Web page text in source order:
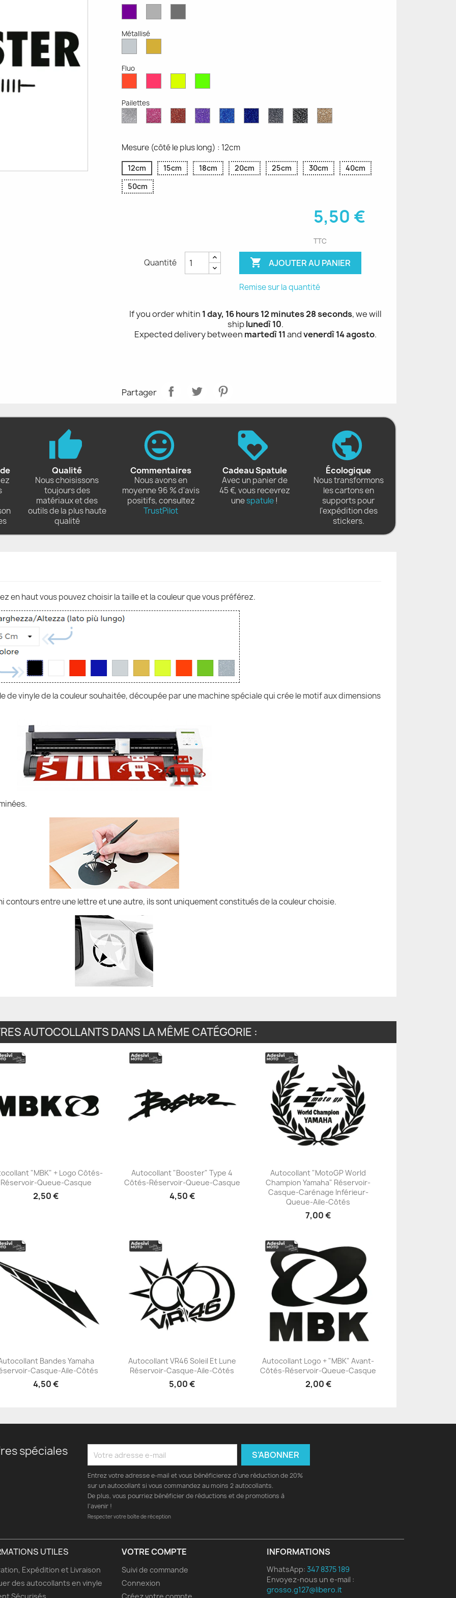
Mat
Clair
Foncé
Métallisé
MétalliséMétallique
Fluo
Fluo
Fluo
Fluo
Fluo
Pailettes
Diamant
Scintillant
Paillettes
Roses
Paillettes
Rouges
Paillettes
Violettes
Saphir
Bleu
Paillettes
Bleu
Gris
Pailleté
Paillettes
Noires
Paillettes
d'Or
Mesure (côté le plus long) : 12cm
12cm 15cm 18cm 20cm 25cm 30cm
40cm
50cm
5,50 €
TTC
Quantité  AJOUTER AU PANIER
Remise sur la quantité
If you order whitin 1 day, 16 hours 12 minutes 27 seconds, we will
shiplunedì 10.
Expected delivery between martedì 11andvenerdì 14 agosto.
Partager
Qualité
Nous choisissons
toujours des
matériaux et des
outils de la plus haute
qualité
Commentaires
Nous avons en
moyenne 96 % d'avis
positifs, consultez
TrustPilot
Cadeau Spatule
Avec un panier de
45 €, vous recevrez
unespatule !
Écologique
Nous transformons
les cartons en
supports pour
l'expédition des
stickers.
en haut vous pouvez choisir la taille et la couleur que vous préférez.
de vinyle de la couleur souhaitée, découpée par une machine spéciale qui crée le motif aux dimensions
contours entre une lettre et une autre, ils sont uniquement constitués de la couleur choisie.
AUTOCOLLANTS DANS LA MÊME CATÉGORIE :
+23
"MBK" + Logo Côtés-
Réservoir-Queue-Casque
2,50 €
+23
Autocollant "Booster" Type 4
Côtés-Réservoir-Queue-Casque
4,50 €
+23
Autocollant "MotoGP World
Champion Yamaha" Réservoir-
Casque-Carénage Inférieur-
Queue-Aile-Côtés
7,00 €
+23
Bandes Yamaha
Casque-Aile-Côtés
4,50 €
+23
Autocollant VR46 Soleil Et Lune
Réservoir-Casque-Aile-Côtés
5,00 €
+23
Autocollant Logo + "MBK" Avant-
Côtés-Réservoir-Queue-Casque
2,00 €
spéciales
Entrez votre adresse e-mail et vous bénéficierez d'une réduction de 20%
sur un autocollant si vous commandez au moins 2 autocollants.
De plus, vous pourriez bénéficier de réductions et de promotions à
l’avenir !
Respecter votre boîte de réception
UTILES
Expédition et Livraison
des autocollants en vinyle
VOTRE COMPTE
Suivi de commande
Connexion
INFORMATIONS
WhatsApp: 347 8375 189
Envoyez-nous un e-mail :
grosso.g127@libero.it